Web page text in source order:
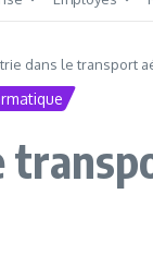
dans le transport